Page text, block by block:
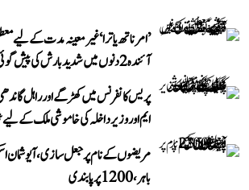
’امرناتھ یاترا‘ غیر معینہ مدت کے لیے
آئندہ 2 دنوں میں شدید بارش کی پیش گوئی
پریس کانفرنس میں کھڑگے اور راہل
ایم اور وزیر داخلہ کی خاموشی ملک کے
باہر، 1200 پر پابندی